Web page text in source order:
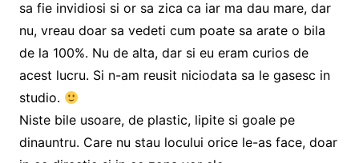
sa fie invidiosi si or sa zica ca iar ma dau mare, dar
nu, vreau doar sa vedeti cum poate sa arate o bila
de la 100%. Nu de alta, dar si eu eram curios de
acest lucru. Si n-am reusit niciodata sa le gasesc in
studio.
Niste bile usoare, de plastic, lipite si goale pe
dinauntru. Care nu stau locului orice le-as face, doar